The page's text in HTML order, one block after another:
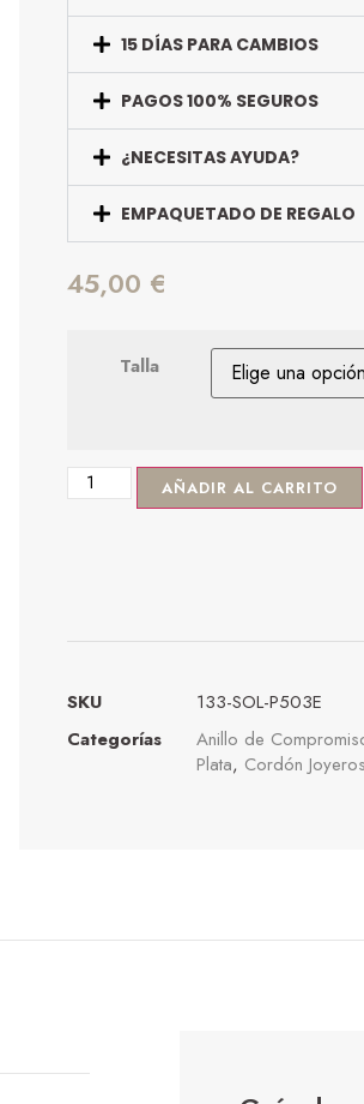
15 DÍAS PARA CAMBIOS
PAGOS 100% SEGUROS
¿NECESITAS AYUDA?
EMPAQUETADO DE REGALO
45,00 €
Talla
AÑADIR AL CARRITO
SKU
133-SOL-P503E
Categorías
Anillo de
Plata, Cordón